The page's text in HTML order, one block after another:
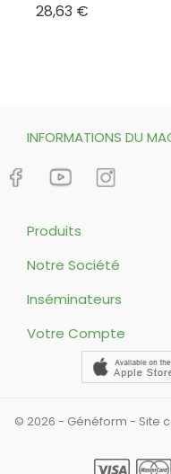
28,63 €
INFORMATIONS DU
Produits
Notre Société
Inséminateurs
Votre Compte
© 2026 - Généform - Site